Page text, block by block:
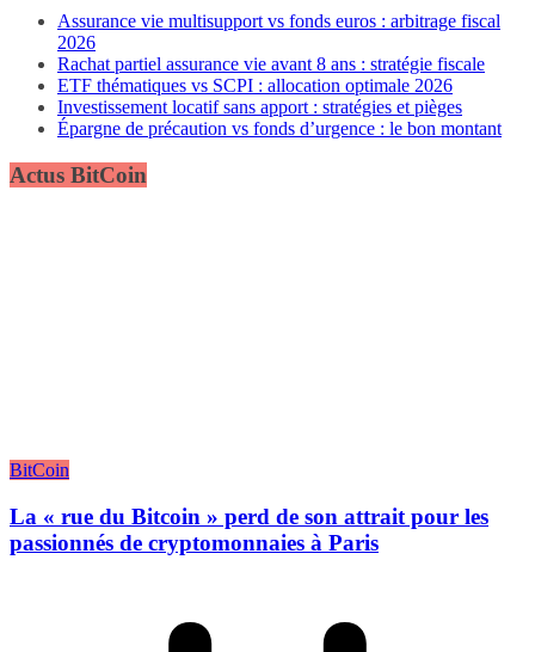
Assurance vie multisupport vs fonds euros : arbitrage fiscal
2026
Rachat partiel assurance vie avant 8 ans : stratégie fiscale
ETF thématiques vs SCPI : allocation optimale 2026
Investissement locatif sans apport : stratégies et pièges
Épargne de précaution vs fonds d’urgence : le bon montant
Actus BitCoin
BitCoin
La « rue du Bitcoin » perd de son attrait pour les
passionnés de cryptomonnaies à Paris